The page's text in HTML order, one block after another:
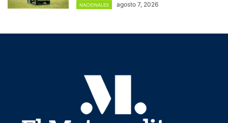
NACIONALES agosto 7, 2026